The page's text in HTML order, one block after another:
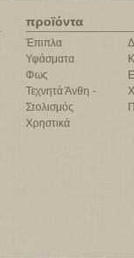
προϊόντα
Έπιπλα
Υφάσματα
Φως
Τεχνητά Άνθη -
Στολισμός
Χρηστικά